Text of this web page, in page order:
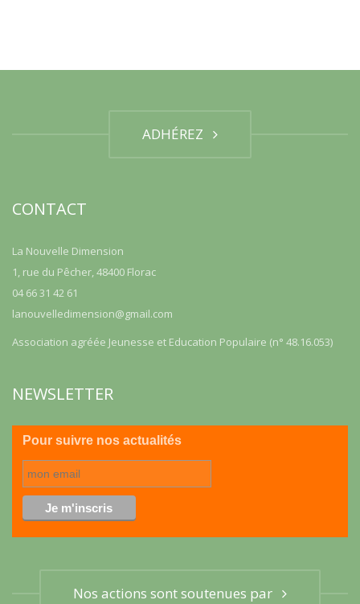
ADHÉREZ
CONTACT
La Nouvelle Dimension
1, rue du Pêcher, 48400 Florac
04 66 31 42 61
lanouvelledimension@gmail.com
Association agréée Jeunesse et Education Populaire (n° 48.16.053)
NEWSLETTER
Pour suivre nos actualités
Nos actions sont soutenues par